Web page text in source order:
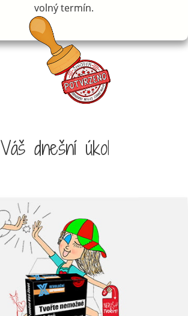
volný termín.
Váš dnešní úkol